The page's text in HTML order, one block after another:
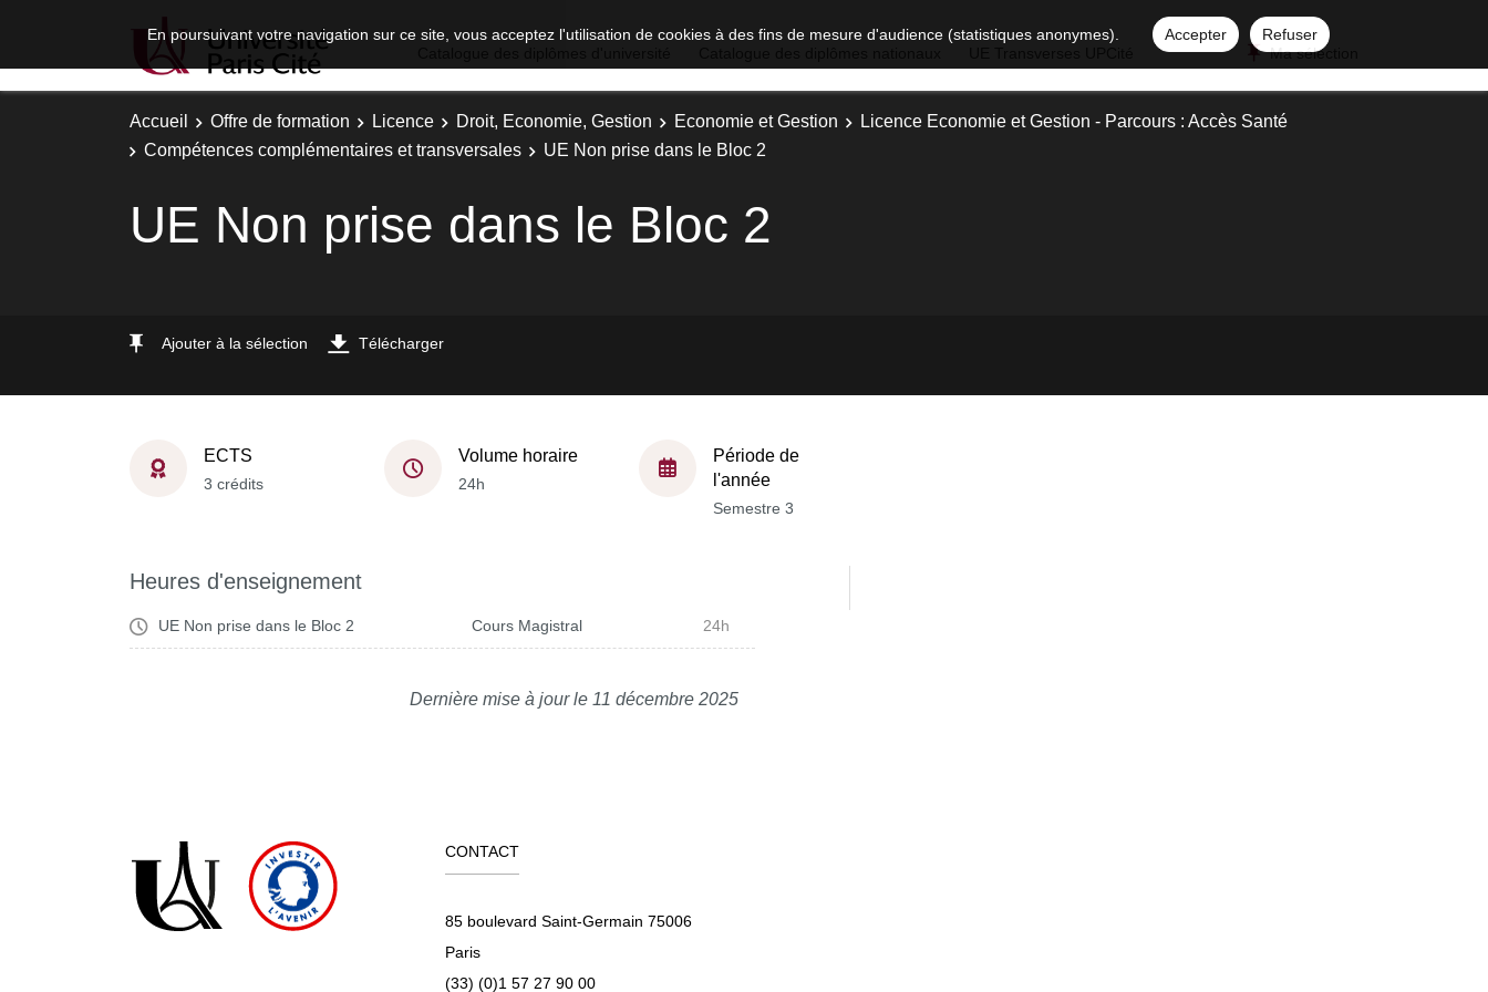
En poursuivant votre navigation sur ce site, vous acceptez l'utilisation de cookies à des fins de mesure d'audience (statistiques anonymes). Accepter
Refuser
Ma sélection
Accueil Offre de formation Licence Droit, Economie, Gestion Economie et Gestion
Licence Economie et Gestion - Parcours : Accès Santé
Compétences complémentaires et transversales
UE Non prise dans le Bloc 2
UE Non prise dans le Bloc 2
Ajouter à la sélection Télécharger
ECTS
3 crédits
Volume horaire
24h
Période de
l'année
Semestre 3
Heures d'enseignement
UE Non prise dans le Bloc 2 Cours Magistral 24h
Dernière mise à jour le 11 décembre 2025
CONTACT
85 boulevard Saint-Germain 75006
Paris
(33) (0)1 57 27 90 00